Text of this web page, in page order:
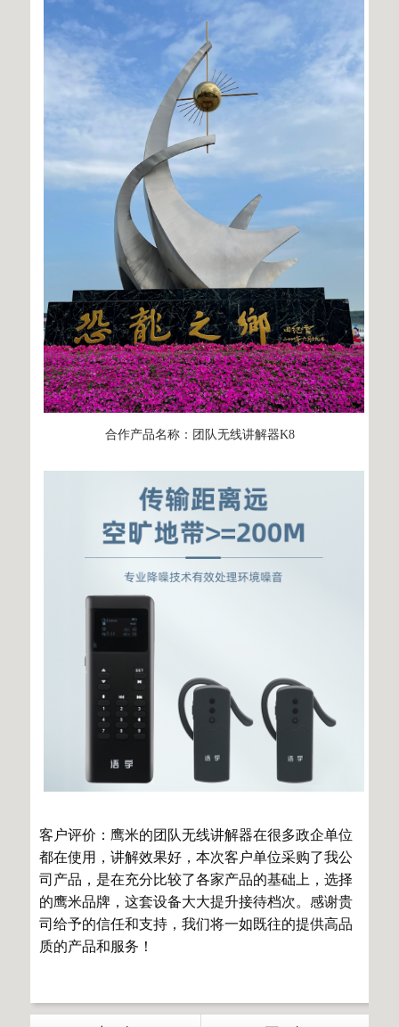
合作产品名称： 团队无线讲解器K8
客户评价：鹰米的团队无线讲解器在很多政企单位
都在使用，讲解效果好，本次客户单位采购了我公
司产品，是在充分比较了各家产品的基础上，选择
的鹰米品牌，这套设备大大提升接待档次。感谢贵
司给予的信任和支持，我们将一如既往的提供高品
质的产品和服务！